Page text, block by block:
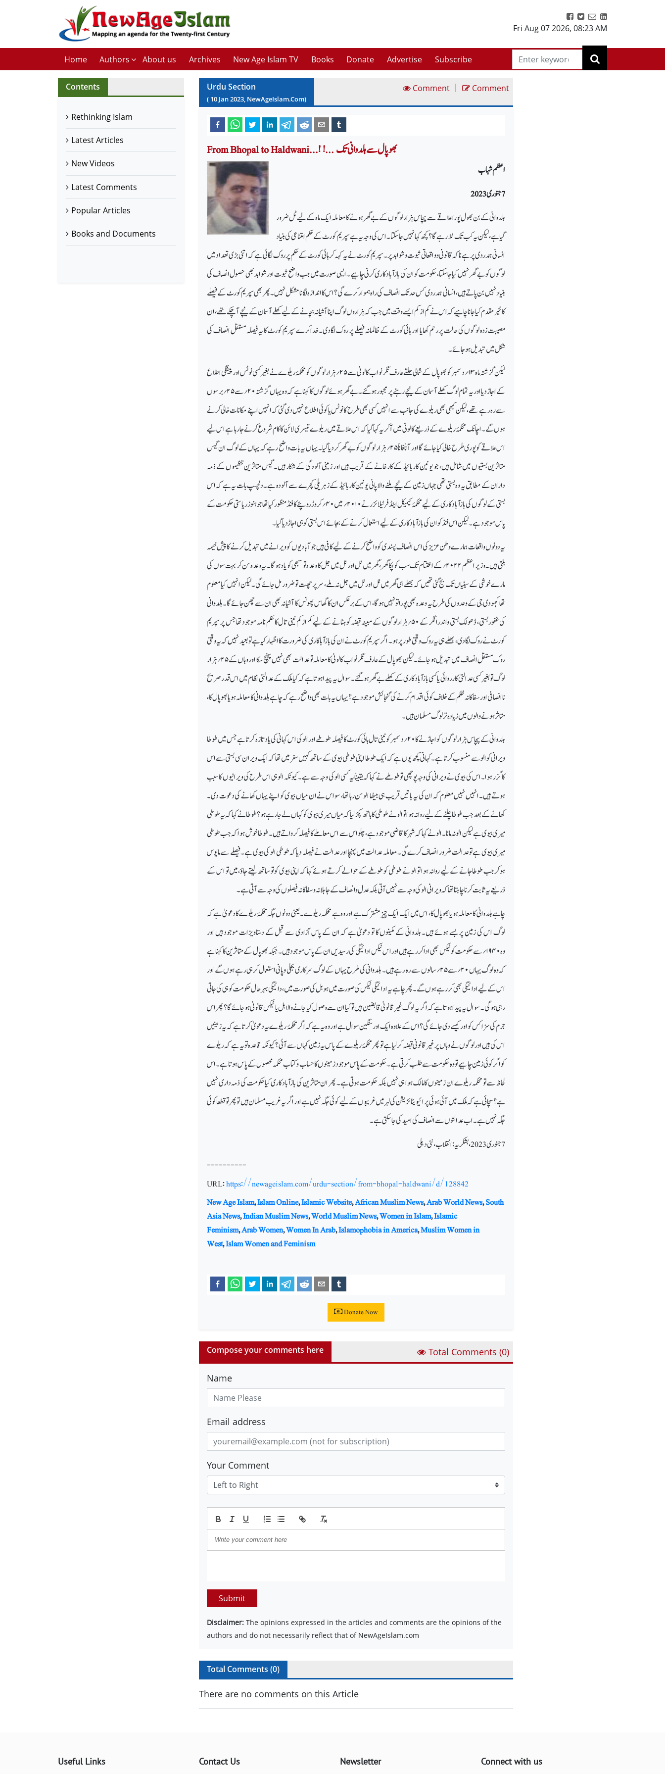
Fri Aug 07 2026, 08:23 AM
Home Authors About us Archives New Age Islam TV Books Donate Advertise Subscribe
Contents
Rethinking Islam
Latest Articles
New Videos
Latest Comments
Popular Articles
Books and Documents
Urdu Section
( 10 Jan2023, NewAgeIslam.Com)
Comment | Comment
From Bhopal to Haldwani...! !... بھوپال سے ہلدوانی تک
اعظم شہاب
7 جنوری 2023
ہلدوانی کے بن بھول پورا علاقے سے پچاس ہزار لوگوں کے بے گھرہونے کا معاملہ ایک ماہ کے لیے ٹل ضرور
گیا ہے، لیکن یہ کب تک ٹلارہے گا؟ کچھ کہا نہیں جاسکتا۔ اس کی وجہ یہ ہے سپریم کورٹ کے حکم امتناعی کی بنیاد
انسانی ہمدردی پر ہے ناکہ قانونی وواقعاتی ثبوت وشواہد پر۔سپریم کورٹ نے یہ کہہ کر ہائی کورٹ کے حکم پر روک لگائی ہے کہ اتنی بڑی تعداد میں
لوگوں کو بے گھر نہیں کیا جاسکتا، حکومت کو ان کی بازآبادکاری کرنی چاہیے۔ ایسی صورت میں جب واضح ثبوت اور شواہد بھی حصول انصاف کی
بنیاد نہیں بن پاتے ہیں، انسانی ہمدردی کس حدتک انصاف کی راہ ہموار کرے گی؟ اس کااندازہ لگانا مشکل نہیں۔پھربھی سپریم کورٹ کے فیصلے
کا خیرمقدم کیا جانا چاہیے کہ اس نے کم ازکم ایسے وقت میں جب کہ ہزاروں لوگ اپنا آشیانہ بچانے کے لیے کھلے آسمان کے نیچے آچکے تھے، ان
مصیبت زدہ لوگوں کی حالت پررحم کھایا اور ہائی کورٹ کے ظالمانہ فیصلے پر روک لگادی۔ خداکرے سپریم کورٹ کا یہ فیصلہ مستقل انصاف کی
شکل میں تبدیل ہوجائے۔
لیکن گزشتہ ماہ۱۳؍دسمبر کو بھوپال کے شمالی حلقے عارف نگرنواب کالونی سے۲۵؍ہزارلوگوں کو محکمۂ ریلوے نے بغیر کسی نوٹس اور پیشگی اطلاع
کے اجاڑ دیااور یہ تمام لوگ کھلے آسمان کے نیچے رہنے پر مجبور ہوگئے۔بے گھر ہوئے لوگوں کا کہنا ہے کہ وہ یہاں گزشتہ۲۰؍سے۲۵؍برسوں
سے رہ رہے تھے، لیکن کبھی بھی ریلوے کی جانب سے انہیں کسی بھی طرح کا نوٹس یا کوئی اطلاع نہیں دی گئی کہ انہیں اپنے مکانات خالی کرنے
ہوں گے۔ اچانک محکمۂ ریلوے کے ذریعے کالونی میں آکر یہ کہاگیا کہ اس علاقے میں ریلوے تیسری لائن کاکام شروع کرنے جارہا ہے اس لیے
اس علاقے کو پوری طرح خالی کیا جائے گا اور آناً فاناً۲۵؍ہزار لوگوں کو بے گھرکردیا گیا۔ یہاں یہ بات واضح رہے کہ یہاں کے لوگ ان گیس
متاثرین بستیوں میں شامل ہیں، جو یونین کاربائیڈ کے کارخانے کے قریب ہیں اور زمینی آلودگی کے شکار ہیں۔ گیس متاثرین تنظیموں کے ذمہ
داران کے مطابق یہ وہ بستی تھی جہاں زمین کے نیچے ملنے والا پانی یونین کاربائیڈ کے زہریلی کچرے سے آلودہ ہے۔ دلچسپ بات یہ ہے کہ اس
بستی کے لوگو ں کی بازآبادکاری کے لیے محکمۂ کیمیکل اینڈ فرٹیلائزر نے۲۰۱۰؍میں۴۰؍کروڑ روپئے کا فنڈ منظور کیا تھا جو ہنوز ریاستی حکومت کے
پاس موجود ہے۔ لیکن اس فنڈ کو ان کی بازآبادکاری کے لیے استعمال کرنے کے بجائے اس بستی کو ہی اجاڑدیا گیا۔
یہ دونوں واقعات ہمارے وطن عزیز کی اس انصاف پسندی کو واضح کرنے کے لیے کافی ہیں جو آبادیوں کو ویرانے میں تبدیل کرنے کا پیش خیمہ
بنتی ہیں۔وزیر اعظم۲۰۲۲؍کے اختتام تک سب کو پکا گھر، گھرمیں نل اور نل میں جل کا وعدہ تو سبھی کو یاد ہوگا۔ یہ وعدہ سن کر بہت سوں کی
مارے خوشی کے سیٹیاں تک بج گئی تھیں کہ بھلے ہی گھرمیں نل اور نل میں جل نہ ملے، سرپرچھت تو ضرور مل جائے گی۔ لیکن انہیں کیا معلوم
تھا کہمودی جی کے وعدوں کی طرح یہ وعدہ بھی پورا تو نہیں ہوگا، اس کے برعکس ان کا گھاس پھونس کا آشیانہ بھی ان سے چھن جائے گا۔ ہلدوانی
کی غفوربستی، ڈھولک بستی واندرانگر کے۵۰؍ہزار لوگوں کے مبینہ قبضہ کو ہٹانے کے لیے کم ازکم نینی تال کا حکم نامہ موجود تھاجس پر سپریم
کورٹ نے روک لگادی، بھلے ہی یہ روک وقتی طور پر ہو۔ اگر سپریم کورٹ نے ان کی بازآباکاری کی ضرورت کا اظہار کیا ہے تو بعید نہیں کہ یہ وقتی
روک مستقل انصاف میں تبدیل ہوجائے۔ لیکن بھوپال کے عارف نگر نواب کالونی کا معاملہ تو عدالت بھی نہیں پہنچ سکا اور وہاں کے۲۵؍ہزار
لوگ توبغیر کسی عدالتی کارروائی یا کسی بازآبادکاری کے کھلے بے گھر ہوگئے۔سوال یہ پیدا ہوتا ہے کہ کیا ملک کے عدالتی نظام میں اس قدر صریح
ناانصافی اور سفاکانہ ظلم کے خلاف کوئی اقدام کرنے کی گنجائش موجود ہے؟یہاں یہ بات بھی واضح رہے کہ چاہے ہلدوانی کا معاملہ ہو یا بھوپال کا،
متاثر ہونے والوں میں زیادہ تر لوگ مسلمان ہیں۔
ہلدوانی کے پچاس ہزار لوگوں کو اجاڑنے کا۲۰؍دسمبرکو نینی تال ہائی کورٹ کا فیصلہ طوطے اور الو کی اس کہانی کی یاد تازہ کرتا ہے جس میں طوطا
ویرانی کو الوسے منسوب کرتا ہے۔کہانی کچھ یوں ہے کہ ایک طوطا اپنی طوطی بیوی کے ساتھ کہیں سفر میں تھا کہ ایک ویران سی بستی سے اس
کا گزر ہوا۔ اس کی بیوی نے ویرانی کی وجہ پوچھی تو طوطے نے کہا کہ یقیناً یہ کسی الو کی وجہ سے ہے۔کیونکہ الو ہی اس طرح کی ویرانیوں کا سبب
ہوتے ہیں۔ انہیں نہیں معلوم کہ ان کی یہ باتیں قریب ہی بیٹھا الو سن رہا تھا، سو اس نے ان میاں بیوی کو اپنے یہاں کھانے کی دعوت دی۔
کھانے کے بعد جب طوطا چلنے کے لیے روانہ ہوا تو الو نے طوطی کا ہاتھ پکڑلیا کہ میاں میری بیوی کوکہاں لے جارہے ہو؟ طوطانے کہا کہ یہ طوطی
میری بیوی ہے لیکن الونہ مانا۔الو نے کہا کہ شہر کا قاضی موجود ہے، چلو اس سے اس معاملے کا فیصلہ کرواتے ہیں۔ طوطاخوش ہوا کہ جب طوطی
میری بیوی ہے تو عدالت ضرور انصاف کرے گی۔ معاملہ عدالت میں پہنچا اور عدالت نے فیصلہ دیا کہ طوطی الو کی بیوی ہے۔ فیصلے سے مایوس
ہوکرجب طوطاجانے کے لیے روانہ ہوا تو الو نے طوطی کو طوطے کے حوالے کرتے ہوئے کہا کہ اپنی بیوی کو تو ساتھ لیتے جاؤ،میں تو اس کے
ذریعے یہ ثابت کرنا چاہتا تھا کہ ویرانی الوکی وجہ سے نہیں آتی بلکہ عدل وانصاف کے جاہلانہ وسفاکانہ فیصلوں کی وجہ سے آتی ہے۔
چاہے ہلدوانی کا معاملہ ہو یا بھوپال کا، اس میں ایک ایک چیز مشترک ہے اور وہ ہے محکمہ ریلوے۔ یعنی دونوں جگہ محکمۂ ریلوے کا دعویٰ ہے کہ
لوگ اس کی زمین پر بسے ہوئے ہیں۔ ہلدوانی کے مکینوں کا تو دعویٰ ہے کہ ان کے پاس آزادی سے قبل کے دستاویزات موجود ہیں اور
وہ۱۹۴۰؍سے حکومت کو ٹیکس بھی ادا کررہے ہیں اور اس ٹیکس ادائیگی کی رسیدیں ان کے پاس موجود ہیں۔جبکہ بھوپال کے متاثرین کا کہنا ہے
کہ وہ لوگ یہاں۲۰؍سے۲۵؍سالوں سے رہ رہے ہیں۔ ہلدوانی کی طرح یہاں کے لوگ سرکاری بجلی وپانی استعمال کرہی رہے ہوں گے اور
اس کے لیے ادائیگی بھی کررہے ہوں گے۔ پھرچاہے یہ ادائیگی ٹیکس کی صورت میں ہو بل کی صورت میں، دائیگی بہرحال حکومت کو ہی کی جاتی
رہی ہوگی۔ سوال یہ پیدا ہوتا ہے کہ اگر یہ لوگ غیرقانونی قابضین ہیں تو کیا ان سے وصول کیا جانے والا بل یا ٹیکس قانونی ہوجائے گا؟ پھر اس
جرم کی سزا کس کو اور کیسے دی جائے گی؟ اس کے علاوہ ایک اور سنگین سوال ہے اور وہ یہ ہے کہ اگر محکمۂ ریلوے یہ دعویٰ کرتا ہے کہ یہ زمینیں
اس کی ہیں اور لوگوں نے وہاں پر غیرقانونی قبضہ کرلیا ہے تو پھر محکمۂ ریلوے کے پاس یہ زمین کہاں سے آئی؟ کیونکہ قاعدہ تو یہ ہے کہ ریلوے
کو اگر کوئی زمین چاہیے تو وہ حکومت سے طلب کرتی ہے۔ حکومت کے پاس موجود زمینوں کا حساب وکتاب محکمہ محصول کے پاس ہوتا ہے۔اس
لحاظ سے تو محکمہ ریلوے ان زمینوں کا مالک ہوا ہی نہیں بلکہ حکومت ہوتی ہے۔ پھر ان متاثرین کی بازآبادکاری کیاحکومت کی ذمہ داری نہیں
ہے؟سچائی ہے کہ ملک میں آئی ہوئی پرائیویٹائزیشن کی لہر میں غریبوں کے لیے کوئی جگہ نہیں ہے اور اگریہ غریب مسلمان ہیں تو پھر تو قطعا کوئی
جگہ نہیں ہے۔ اب عدالتوں سے انصاف کی امید کی جاسکتی ہے۔
7 جنوری 2023،بشکریہ:انقلاب ،نئی دہلی
----------
URL:https://newageislam.com/urdu-section/from-bhopal-haldwani/d/128842
New Age Islam,Islam Online,Islamic Website,African Muslim News,Arab World News,South
Asia News,Indian Muslim News,World Muslim News,Women in Islam,Islamic
Feminism,Arab Women,Women In Arab,Islamophobia in America,Muslim Women in
West,Islam Women and Feminism
Donate Now
Compose your comments here Total Comments (0)
Name
Email address
Your Comment
Submit
Disclaimer: The opinions expressed in the articles and comments are the opinions of the
authors and do not necessarily reflect that of NewAgeIslam.com
Total Comments (0)
There are no comments on this Article
Useful Links Contact Us Newsletter Connect with us